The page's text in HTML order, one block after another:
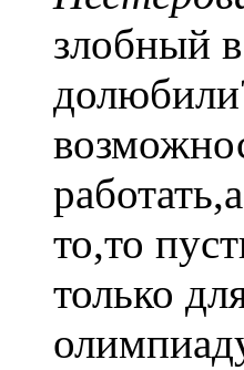
злобный в
то,то
только